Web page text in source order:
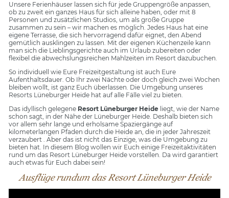
Unsere Ferienhäuser lassen sich für jede Gruppengröße anpassen,
ob zu zweit ein ganzes Haus für sich alleine haben, oder mit 8
Personen und zusätzlichen Studios, um als große Gruppe
zusammen zu sein – wir machen es möglich. Jedes Haus hat eine
eigene Terrasse, die sich hervorragend dafür eignet, den Abend
gemütlich ausklingen zu lassen. Mit der eigenen Küchenzeile kann
man sich die Lieblingsgerichte auch im Urlaub zubereiten oder
flexibel die abwechslungsreichen Mahlzeiten im Resort dazubuchen.
So individuell wie Eure Freizeitgestaltung ist auch Eure
Aufenthaltsdauer. Ob Ihr zwei Nächte oder doch gleich zwei Wochen
bleiben wollt, ist ganz Euch überlassen. Die Umgebung unseres
Resorts Lüneburger Heide hat auf alle Fälle viel zu bieten.
Das idyllisch gelegene Resort Lüneburger Heide liegt, wie der Name
schon sagt, in der Nähe der Lüneburger Heide. Deshalb bieten sich
vor allem sehr lange und erholsame Spaziergänge auf
kilometerlangen Pfaden durch die Heide an, die in jeder Jahreszeit
verzaubert . Aber das ist nicht das Einzige, was die Umgebung zu
bieten hat. In diesem Blog wollen wir Euch einige Freizeitaktivitäten
rund um das Resort Lüneburger Heide vorstellen. Da wird garantiert
auch etwas für Euch dabei sein!
Ausflüge rundum das Resort Lüneburger Heide